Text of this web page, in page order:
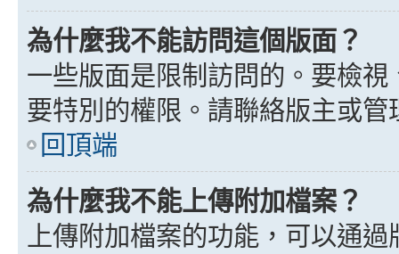
為什麼我不能訪問這個版面？
一些版面是限制訪問的。要檢
要特別的權限。請聯絡版主或管
回頂端
為什麼我不能上傳附加檔案？
上傳附加檔案的功能，可以通